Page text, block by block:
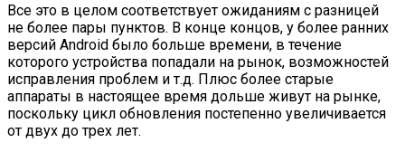
Все это в целом соответствует ожиданиям с разницей
не более пары пунктов. В конце концов, у более ранних
версий Android было больше времени, в течение
которого устройства попадали на рынок, возможностей
исправления проблем и т.д. Плюс более старые
аппараты в настоящее время дольше живут на рынке,
поскольку цикл обновления постепенно увеличивается
от двух до трех лет.